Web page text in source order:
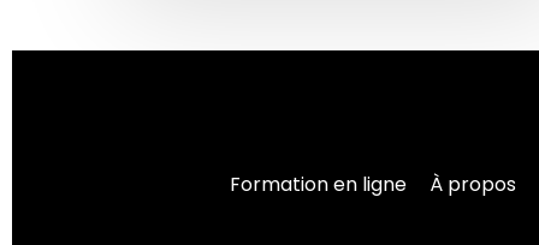
Formation en ligne À propos